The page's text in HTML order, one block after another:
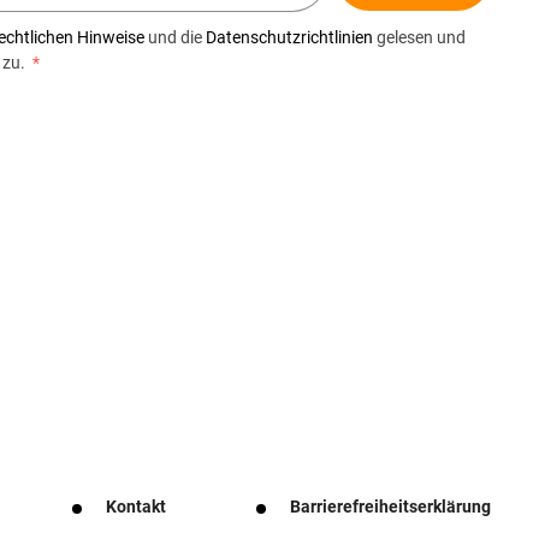
Hinweise und die Datenschutzrichtlinien gelesen und
*
Kontakt Barrierefreiheitserklärung